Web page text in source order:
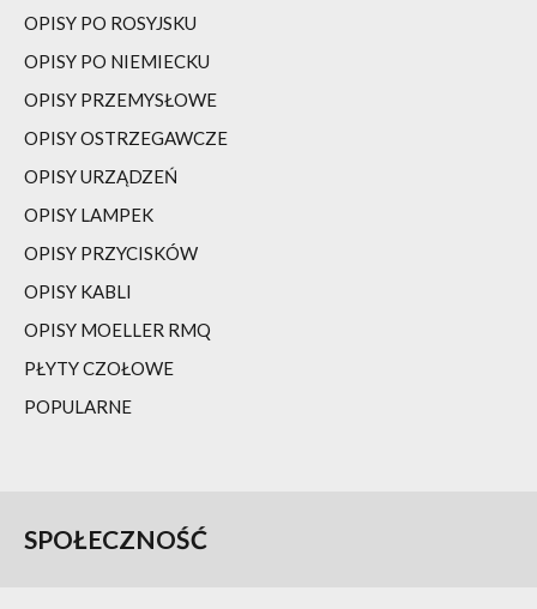
OPISY PO ROSYJSKU
OPISY PO NIEMIECKU
OPISY PRZEMYSŁOWE
OPISY OSTRZEGAWCZE
OPISY URZĄDZEŃ
OPISY LAMPEK
OPISY PRZYCISKÓW
OPISY KABLI
OPISY MOELLER RMQ
PŁYTY CZOŁOWE
POPULARNE
SPOŁECZNOŚĆ